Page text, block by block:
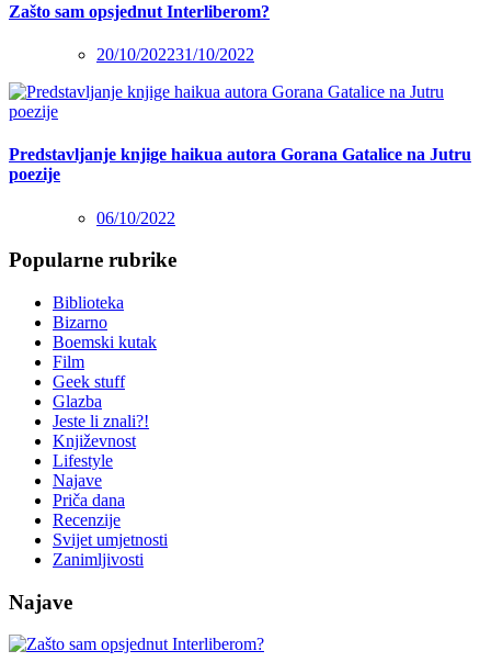
Zašto sam opsjednut Interliberom?
20/10/202231/10/2022
Predstavljanje knjige haikua autora Gorana Gatalice na Jutru
poezije
06/10/2022
Popularne rubrike
Biblioteka
Bizarno
Boemski kutak
Film
Geek stuff
Glazba
Jeste li znali?!
Književnost
Lifestyle
Najave
Priča dana
Recenzije
Svijet umjetnosti
Zanimljivosti
Najave